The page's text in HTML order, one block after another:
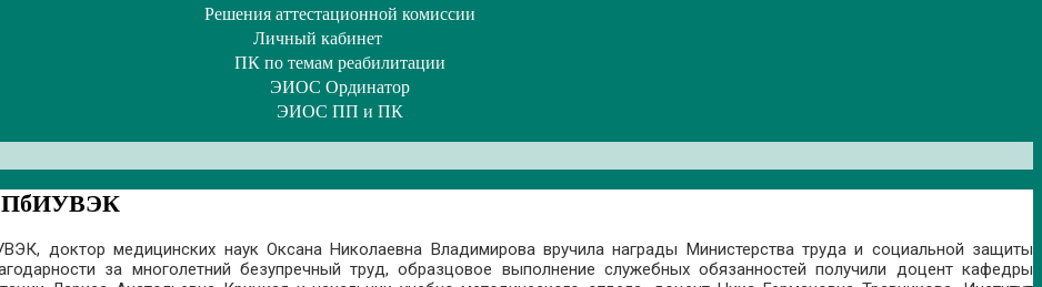
Решения аттестационной комиссии
Личный кабинет
ПК по темам реабилитации
ЭИОС Ординатор
ЭИОС ПП и ПК
СПбИУВЭК
доктор медицинских наук Оксана Николаевна Владимирова вручила награды Министерства труда и социальной защиты
за многолетний безупречный труд, образцовое выполнение служебных обязанностей получили доцент кафедры